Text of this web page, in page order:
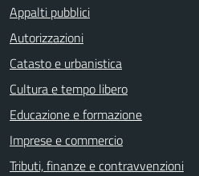
Appalti pubblici
Autorizzazioni
Catasto e urbanistica
Cultura e tempo libero
Educazione e formazione
Imprese e commercio
Tributi, finanze e contravvenzioni